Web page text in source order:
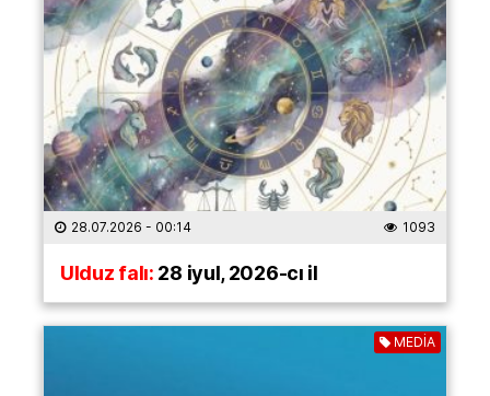
28.07.2026 - 00:14 1093
Ulduz falı:28 iyul, 2026-cı il
MEDİA